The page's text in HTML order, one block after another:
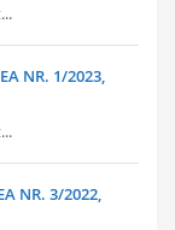
NR. 1/2023,
NR. 3/2022,